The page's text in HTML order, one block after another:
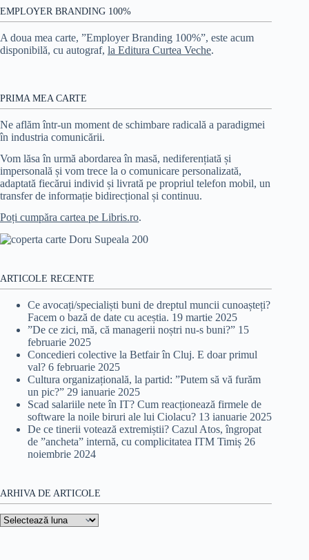
EMPLOYER BRANDING 100%
A doua mea carte, ”Employer Branding 100%”, este acum
disponibilă, cu autograf, la Editura Curtea Veche.
PRIMA MEA CARTE
Ne aflăm într-un moment de schimbare radicală a paradigmei
în industria comunicării.
Vom lăsa în urmă abordarea în masă, nediferențiată și
impersonală și vom trece la o comunicare personalizată,
adaptată fiecărui individ și livrată pe propriul telefon mobil, un
transfer de informație bidirecțional și continuu.
Poți cumpăra cartea pe Libris.ro.
ARTICOLE RECENTE
Ce avocați/specialiști buni de dreptul muncii cunoașteți?
Facem o bază de date cu aceștia. 19 martie 2025
”De ce zici, mă, că managerii noștri nu-s buni?” 15
februarie 2025
Concedieri colective la Betfair în Cluj. E doar primul
val? 6 februarie 2025
Cultura organizațională, la partid: ”Putem să vă furăm
un pic?” 29 ianuarie 2025
Scad salariile nete în IT? Cum reacționează firmele de
software la noile biruri ale lui Ciolacu? 13 ianuarie 2025
De ce tinerii votează extremiștii? Cazul Atos, îngropat
de ”ancheta” internă, cu complicitatea ITM Timiș 26
noiembrie 2024
ARHIVA DE ARTICOLE
Arhiva
de